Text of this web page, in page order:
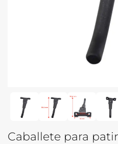
Caballete para